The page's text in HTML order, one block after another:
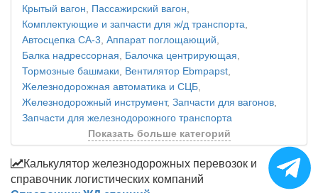
Крытый вагон, Пассажирский вагон,
Комплектующие и запчасти для ж/д транспорта,
Автосцепка СА-3, Аппарат поглощающий,
Балка надрессорная, Балочка центрирующая,
Тормозные башмаки, Вентилятор Ebmpapst,
Железнодорожная автоматика и СЦБ,
Железнодорожный инструмент, Запчасти для вагонов,
Запчасти для железнодорожного транспорта
Показать больше категорий
Калькулятор железнодорожных перевозок и
справочник логистических компаний